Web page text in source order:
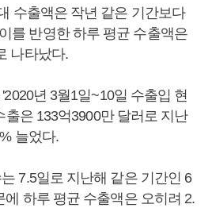
수출액은 작년 같은 기간보다
를 반영한 하루 평균 수출액은
나타났다.
년 3월1일~10일 수출입 현
출은 133억3900만 달러로 지난
늘었다.
7.5일로 지난해 같은 기간인 6
에 하루 평균 수출액은 오히려 2.